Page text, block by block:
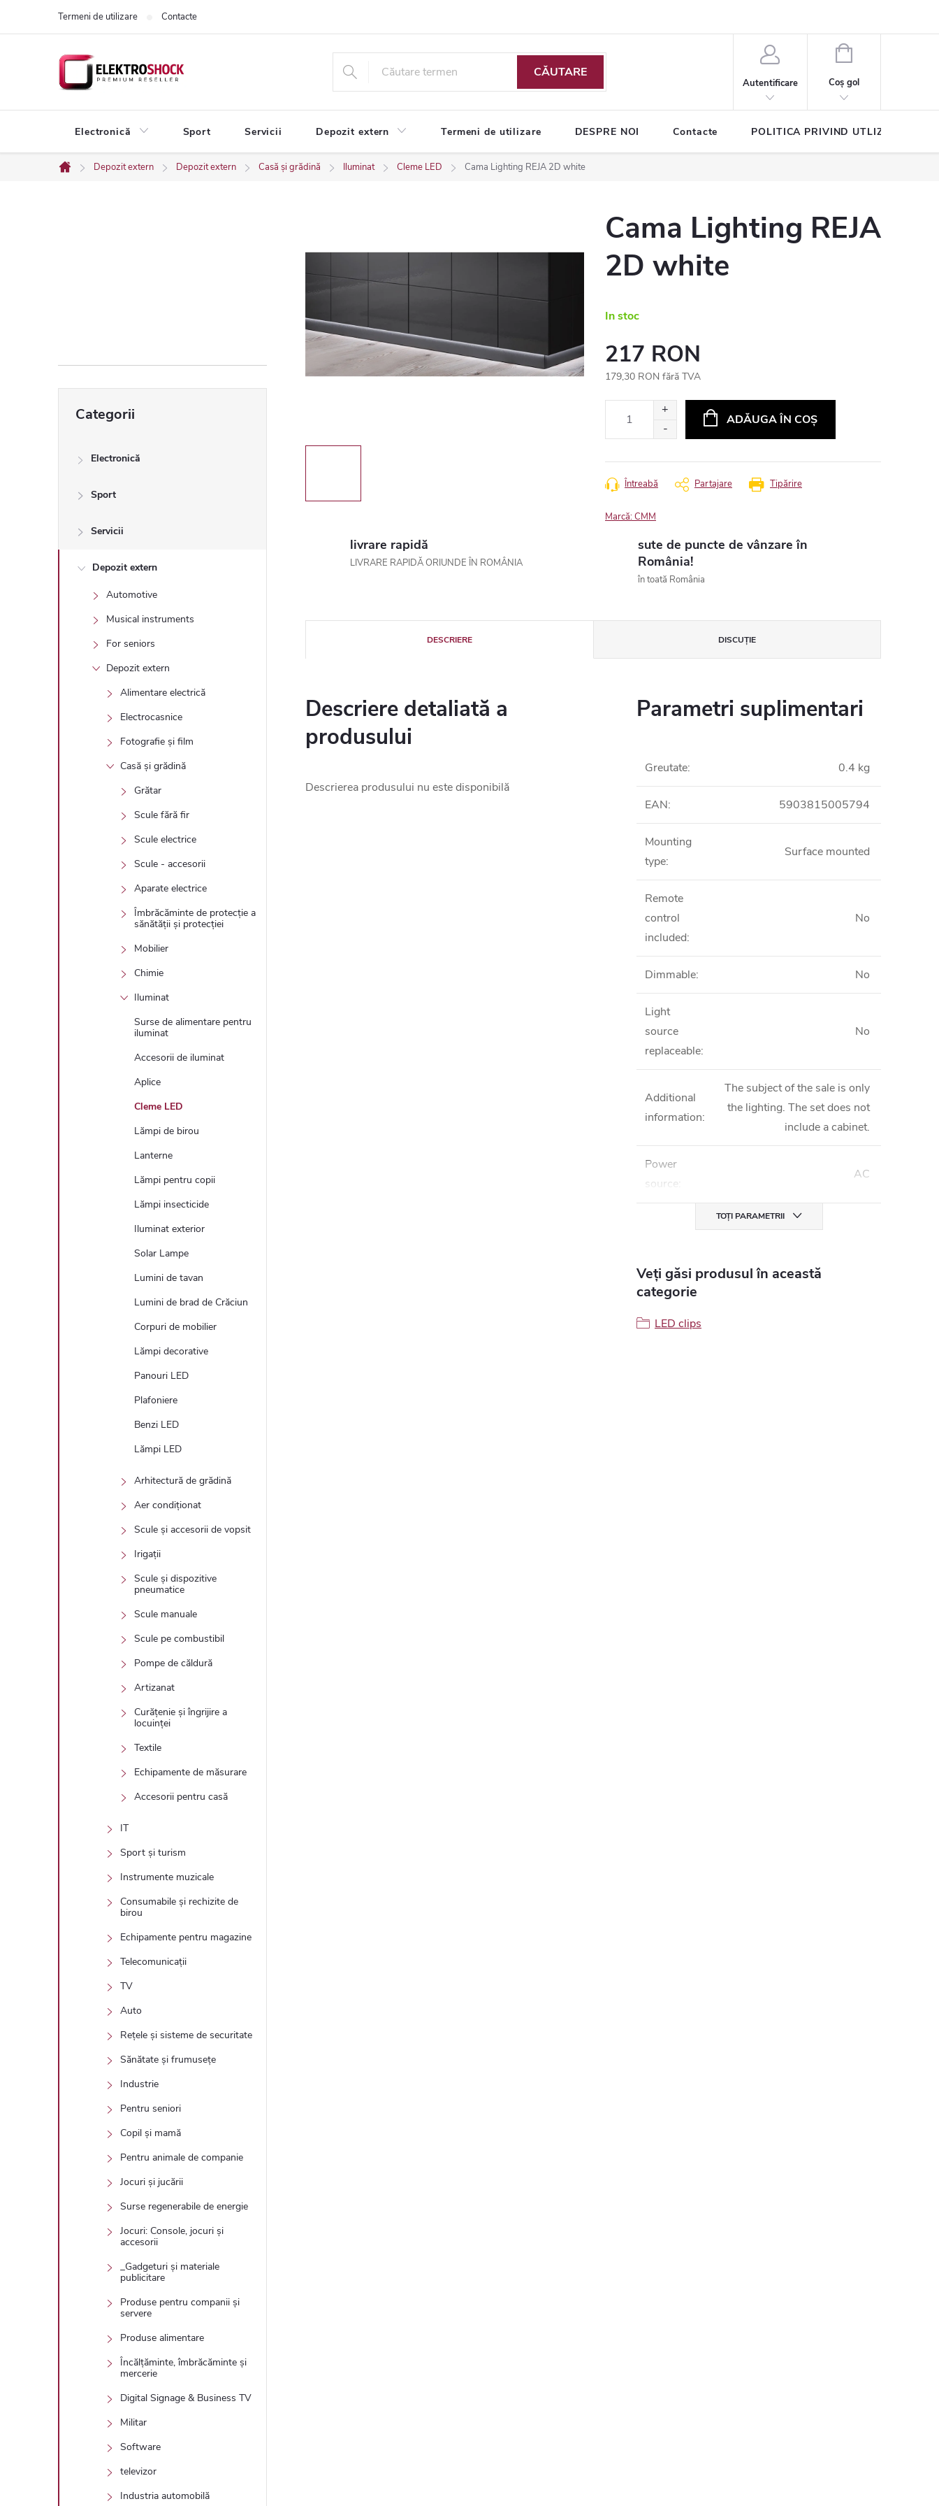
Termeni de utilizare Contacte
CĂUTARE
Autentificare
COŞ
CUMPĂRĂTURI
Coş gol
Electronică Sport Servicii Depozit extern Termeni de utilizare DESPRE NOI Contacte POLITICA PRIVIND UTLIZAREA
Acasă
Depozit extern Depozit extern Casă și grădină Iluminat Cleme LED Cama Lighting REJA 2D white
l
a
a
pesteCategorii
Electronică
Sport
Servicii
Depozit extern
Automotive
Musical instruments
For seniors
Depozit extern
Alimentare electrică
Electrocasnice
Fotografie și film
Casă și grădină
Grătar
Scule fără fir
Scule electrice
Scule - accesorii
Aparate electrice
Îmbrăcăminte de protecție a
sănătății și protecției
Mobilier
Chimie
Iluminat
Surse de alimentare pentru
iluminat
Accesorii de iluminat
Aplice
Cleme LED
Lămpi de birou
Lanterne
Lămpi pentru copii
Lămpi insecticide
Iluminat exterior
Solar Lampe
Lumini de tavan
Lumini de brad de Crăciun
Corpuri de mobilier
Lămpi decorative
Panouri LED
Plafoniere
Benzi LED
Lămpi LED
Arhitectură de grădină
Aer condiționat
Scule și accesorii de vopsit
Irigații
Scule și dispozitive
pneumatice
Scule manuale
Scule pe combustibil
Pompe de căldură
Artizanat
Curățenie și îngrijire a
locuinței
Textile
Echipamente de măsurare
Accesorii pentru casă
IT
Sport și turism
Instrumente muzicale
Consumabile și rechizite de
birou
Echipamente pentru magazine
Telecomunicații
TV
Auto
Rețele și sisteme de securitate
Sănătate și frumusețe
Industrie
Pentru seniori
Copil și mamă
Pentru animale de companie
Jocuri și jucării
Surse regenerabile de energie
Jocuri: Console, jocuri și
accesorii
_Gadgeturi și materiale
publicitare
Produse pentru companii și
servere
Produse alimentare
Încălțăminte, îmbrăcăminte și
mercerie
Digital Signage & Business TV
Militar
Software
televizor
Industria automobilă
Cama Lighting REJA
2D white
In stoc
217 RON
179,30 RON fără TVA
ADĂUGA ÎN COŞ
Tipărire
Întreabă Partajare
Marcă:CMM
livrare rapidă
LIVRARE RAPIDĂ ORIUNDE ÎN ROMÂNIA
sute de puncte de vânzare în
România!
în toată România
DESCRIERE DISCUŢIE
Descriere detaliată a
produsului
Descrierea produsului nu este disponibilă
Parametri suplimentari
Greutate: 0.4 kg
EAN: 5903815005794
Mounting
type:
Surface mounted
Remote
control
included:
No
Dimmable: No
Light
source
replaceable:
No
Additional
information:
The subject of the sale is only
the lighting. The set does not
include a cabinet.
Power
source:
AC
TOȚI PARAMETRII
Veți găsi produsul în această
categorie
LED clips